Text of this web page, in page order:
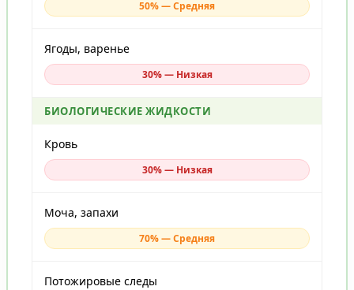
50% — Средняя
Ягоды, варенье
30% — Низкая
БИОЛОГИЧЕСКИЕ ЖИДКОСТИ
Кровь
30% — Низкая
Моча, запахи
70% — Средняя
Потожировые следы